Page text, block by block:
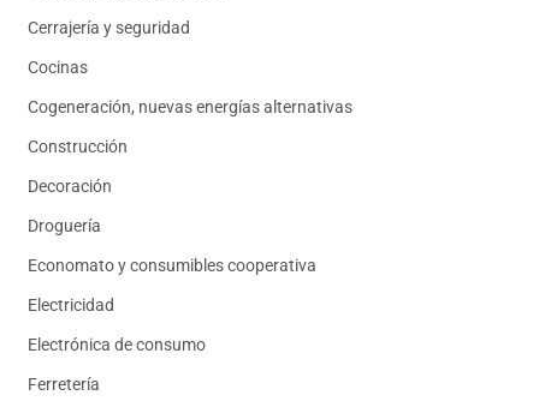
Cerrajería y seguridad
Cocinas
Cogeneración, nuevas energías alternativas
Construcción
Decoración
Droguería
Economato y consumibles cooperativa
Electricidad
Electrónica de consumo
Ferretería